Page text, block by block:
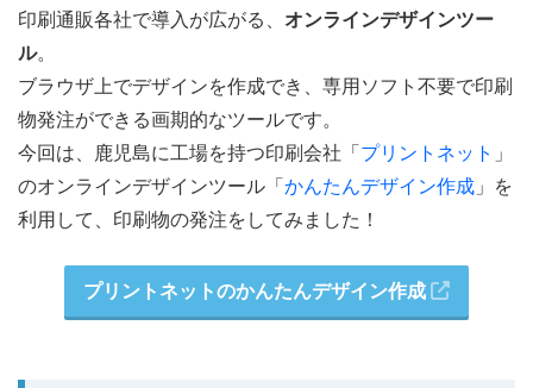
印刷通販各社で導入が広がる、 オンラインデザインツー
ル。
ブラウザ上でデザインを作成でき、専用ソフト不要で印刷
物発注ができる画期的なツールです。
今回は、鹿児島に工場を持つ印刷会社「 プリントネット 」
のオンラインデザインツール「 かんたんデザイン作成 」を
利用して、印刷物の発注をしてみました！
プリントネットのかんたんデザイン作成